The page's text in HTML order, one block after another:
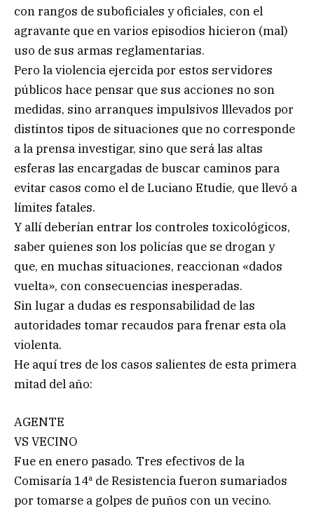
con rangos de suboficiales y oficiales, con el
agravante que en varios episodios hicieron (mal)
uso de sus armas reglamentarias.
Pero la violencia ejercida por estos servidores
públicos hace pensar que sus acciones no son
medidas, sino arranques impulsivos lllevados por
distintos tipos de situaciones que no corresponde
a la prensa investigar, sino que será las altas
esferas las encargadas de buscar caminos para
evitar casos como el de Luciano Etudie, que llevó a
límites fatales.
Y allí deberían entrar los controles toxicológicos,
saber quienes son los policías que se drogan y
que, en muchas situaciones, reaccionan «dados
vuelta», con consecuencias inesperadas.
Sin lugar a dudas es responsabilidad de las
autoridades tomar recaudos para frenar esta ola
violenta.
He aquí tres de los casos salientes de esta primera
mitad del año:
AGENTE
VS VECINO
Fue en enero pasado. Tres efectivos de la
Comisaría 14ª de Resistencia fueron sumariados
por tomarse a golpes de puños con un vecino.